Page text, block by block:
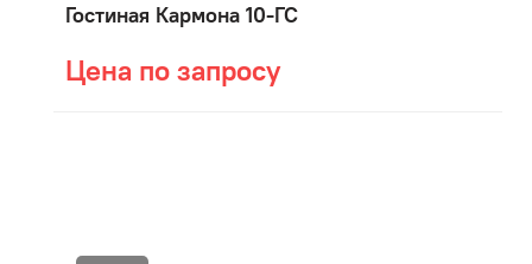
Гостиная Кармона 10-ГС
Цена по запросу